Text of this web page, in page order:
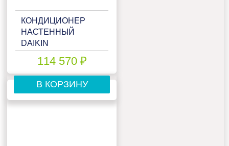
КОНДИЦИОНЕР
НАСТЕННЫЙ
DAIKIN
114 570 ₽
В КОРЗИНУ